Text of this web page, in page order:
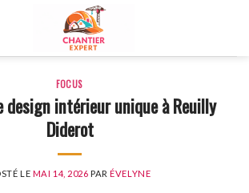
FOCUS
design intérieur unique à Reuilly
Diderot
LE MAI 14, 2026 PARÉVELYNE